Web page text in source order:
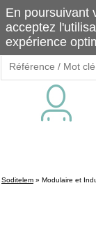
Soditelem » Modulaire et
En poursuivant
acceptez
expérience